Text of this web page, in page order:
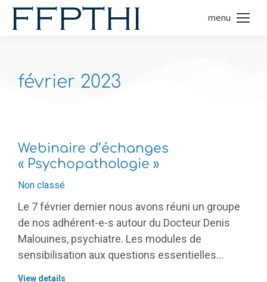
menu
février 2023
Webinaire d’échanges
« Psychopathologie »
Non classé
Le 7 février dernier nous avons réuni un groupe
de nos adhérent-e-s autour du Docteur Denis
Malouines, psychiatre. Les modules de
sensibilisation aux questions essentielles…
View details